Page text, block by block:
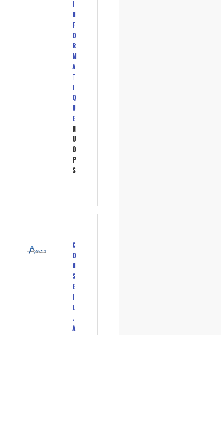
I
N
F
O
R
M
A
T
I
Q
U
E
N
U
O
P
S
C
O
N
S
E
I
L
,
A